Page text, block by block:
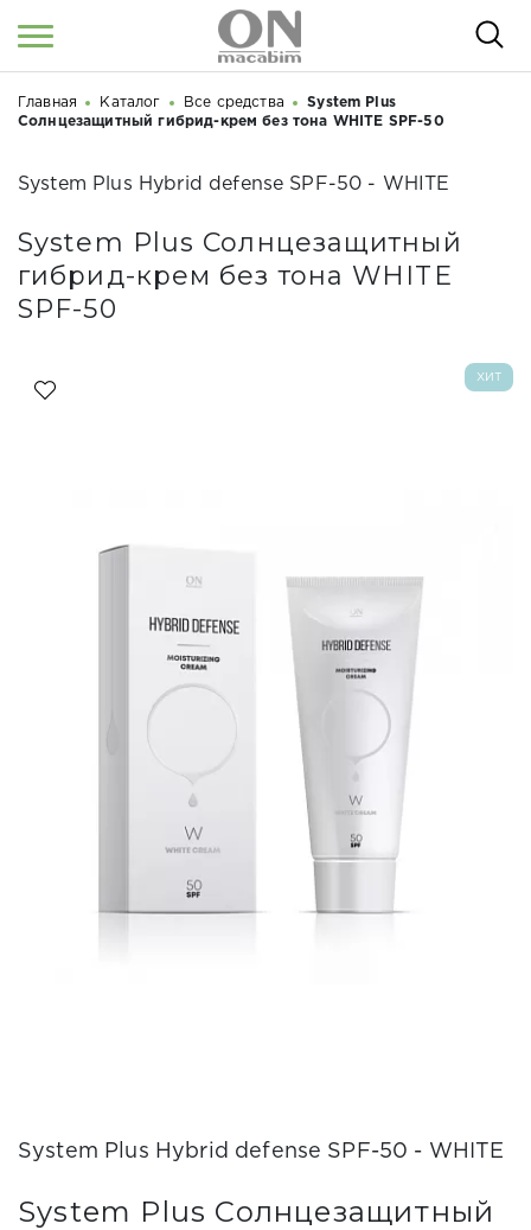
Войти / Регистрация
КАТАЛОГ
КОСМЕТОЛОГАМ
СЕМИНАРЫ
ДОСТАВКА
Здравствуйте! Что вы ищете?
Главная Каталог Все средства
System Plus
Солнцезащитный гибрид-крем без тона WHITE SPF-50
System Plus Hybrid defense SPF-50 - WHITE
System Plus Солнцезащитный
гибрид-крем без тона WHITE
SPF-50
ХИТ
System Plus Hybrid defense SPF-50 - WHITE
System Plus Солнцезащитный